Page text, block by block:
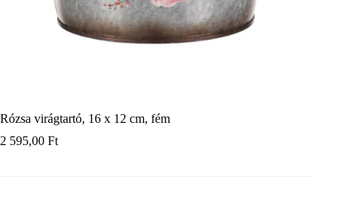
Rózsa virágtartó, 16 x 12 cm, fém
2 595,00 Ft